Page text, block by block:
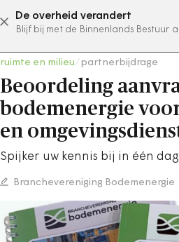
De overheid verandert
Blijf bij met de Binnenlands Bestuur
abonneer nu
ruimte en milieu partnerbijdrage
Beoordeling
bodemenergie
en
Spijker uw kennis bij in één
Branchevereniging Bodemenergie